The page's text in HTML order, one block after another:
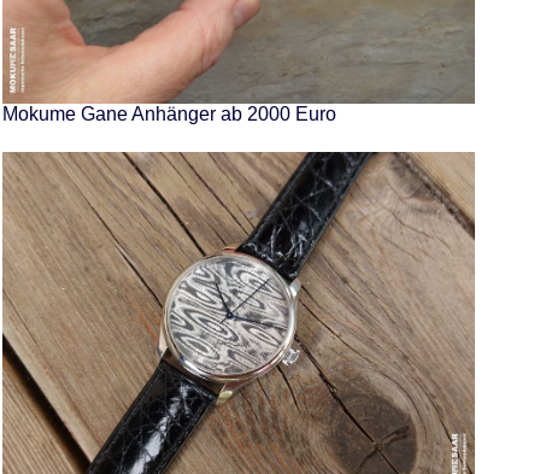
Mokume Gane Anhänger ab 2000 Euro